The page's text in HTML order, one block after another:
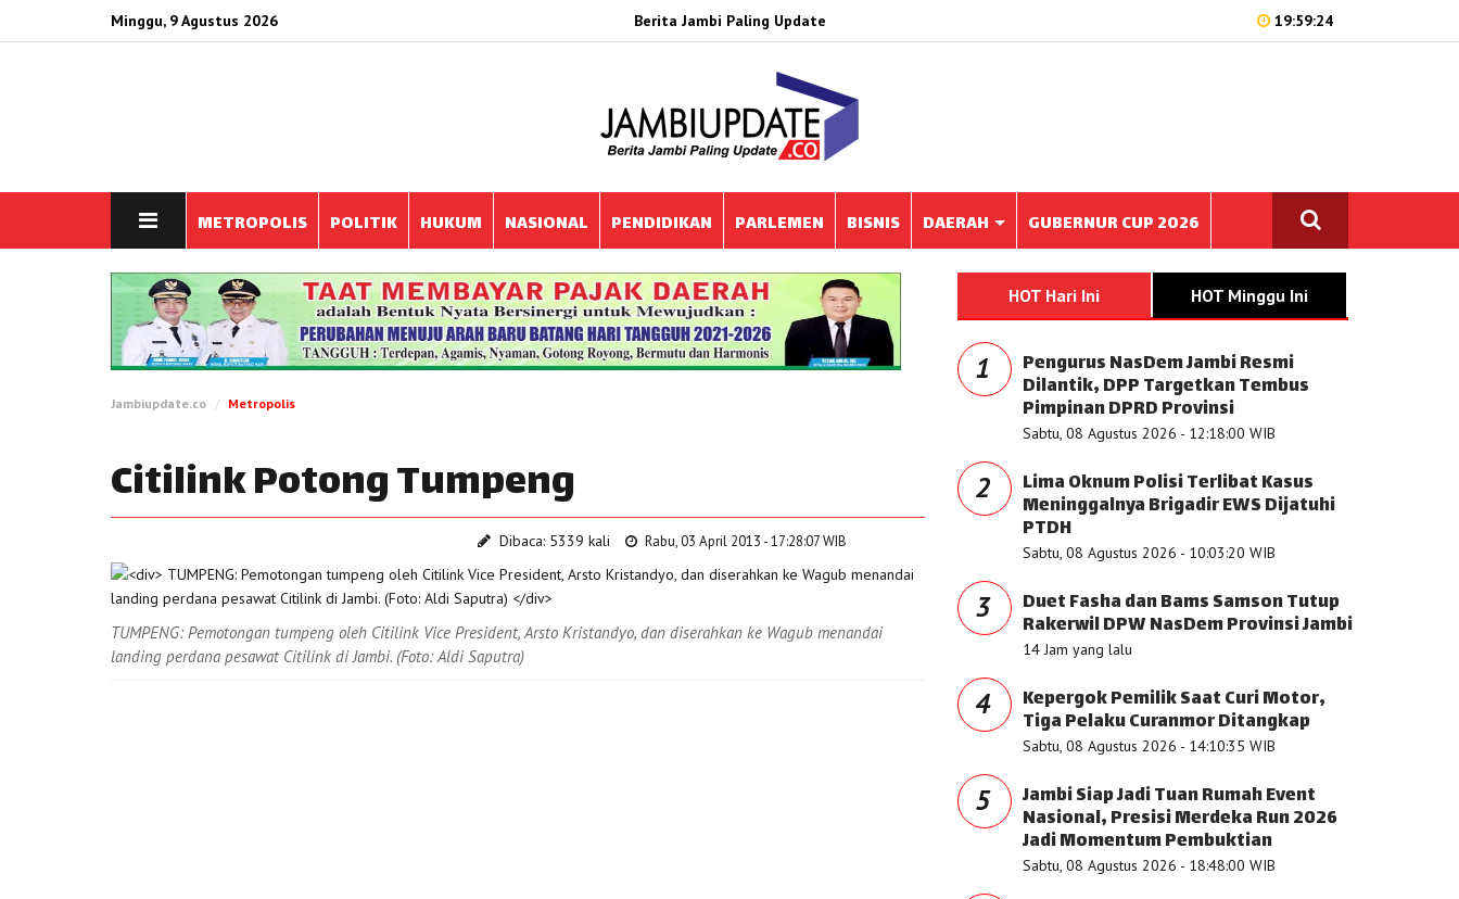
Minggu, 9 Agustus 2026 Berita Jambi Paling Update 19:59:24
METROPOLIS POLITIK HUKUM NASIONAL PENDIDIKAN PARLEMEN BISNIS DAERAH GUBERNUR CUP 2026
Jambiupdate.co Metropolis
Citilink Potong Tumpeng
Dibaca: 5339 kali Rabu, 03 April 2013 - 17:28:07 WIB
TUMPENG: Pemotongan tumpeng oleh Citilink Vice President, Arsto Kristandyo, dan diserahkan ke Wagub menandai
landing perdana pesawat Citilink di Jambi. (Foto: Aldi Saputra)
HOT Hari Ini HOT Minggu Ini
1 Pengurus NasDem Jambi Resmi
Dilantik, DPP Targetkan Tembus
Pimpinan DPRD Provinsi
Sabtu, 08 Agustus 2026 - 12:18:00 WIB
2 Lima Oknum Polisi Terlibat Kasus
Meninggalnya Brigadir EWS Dijatuhi
PTDH
Sabtu, 08 Agustus 2026 - 10:03:20 WIB
3 Duet Fasha dan Bams Samson Tutup
Rakerwil DPW NasDem Provinsi Jambi
14 Jam yang lalu
4 Kepergok Pemilik Saat Curi Motor,
Tiga Pelaku Curanmor Ditangkap
Sabtu, 08 Agustus 2026 - 14:10:35 WIB
5 Jambi Siap Jadi Tuan Rumah Event
Nasional, Presisi Merdeka Run 2026
Jadi Momentum Pembuktian
Sabtu, 08 Agustus 2026 - 18:48:00 WIB